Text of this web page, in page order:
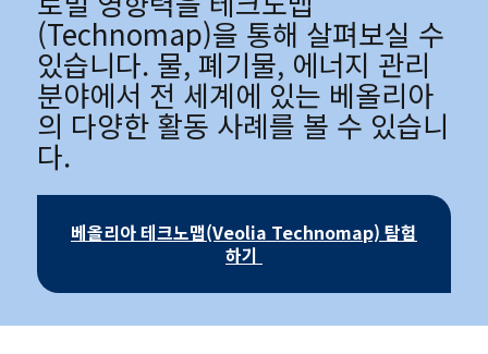
(Technomap)을 통해 살펴보실 수
있습니다. 물, 폐기물, 에너지 관리
분야에서 전 세계에 있는 베올리아
의 다양한 활동 사례를 볼 수 있습니
다.
베올리아 테크노맵(Veolia Technomap) 탐험
하기